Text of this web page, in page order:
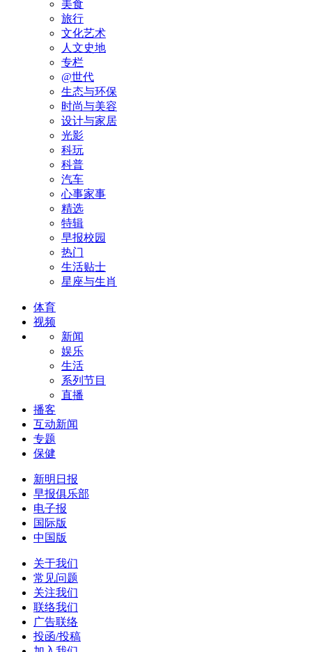
美食
旅行
文化艺术
人文史地
专栏
@世代
生态与环保
时尚与美容
设计与家居
光影
科玩
科普
汽车
心事家事
精选
特辑
早报校园
热门
生活贴士
星座与生肖
体育
视频
新闻
娱乐
生活
系列节目
直播
播客
互动新闻
专题
保健
新明日报
早报俱乐部
电子报
国际版
中国版
关于我们
常见问题
关注我们
联络我们
广告联络
投函/投稿